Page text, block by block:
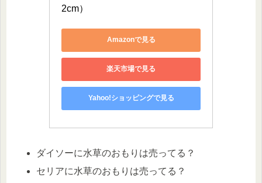
2cm）
Amazonで見る
楽天市場で見る
Yahoo!ショッピングで見る
ダイソーに水草のおもりは売ってる？
セリアに水草のおもりは売ってる？